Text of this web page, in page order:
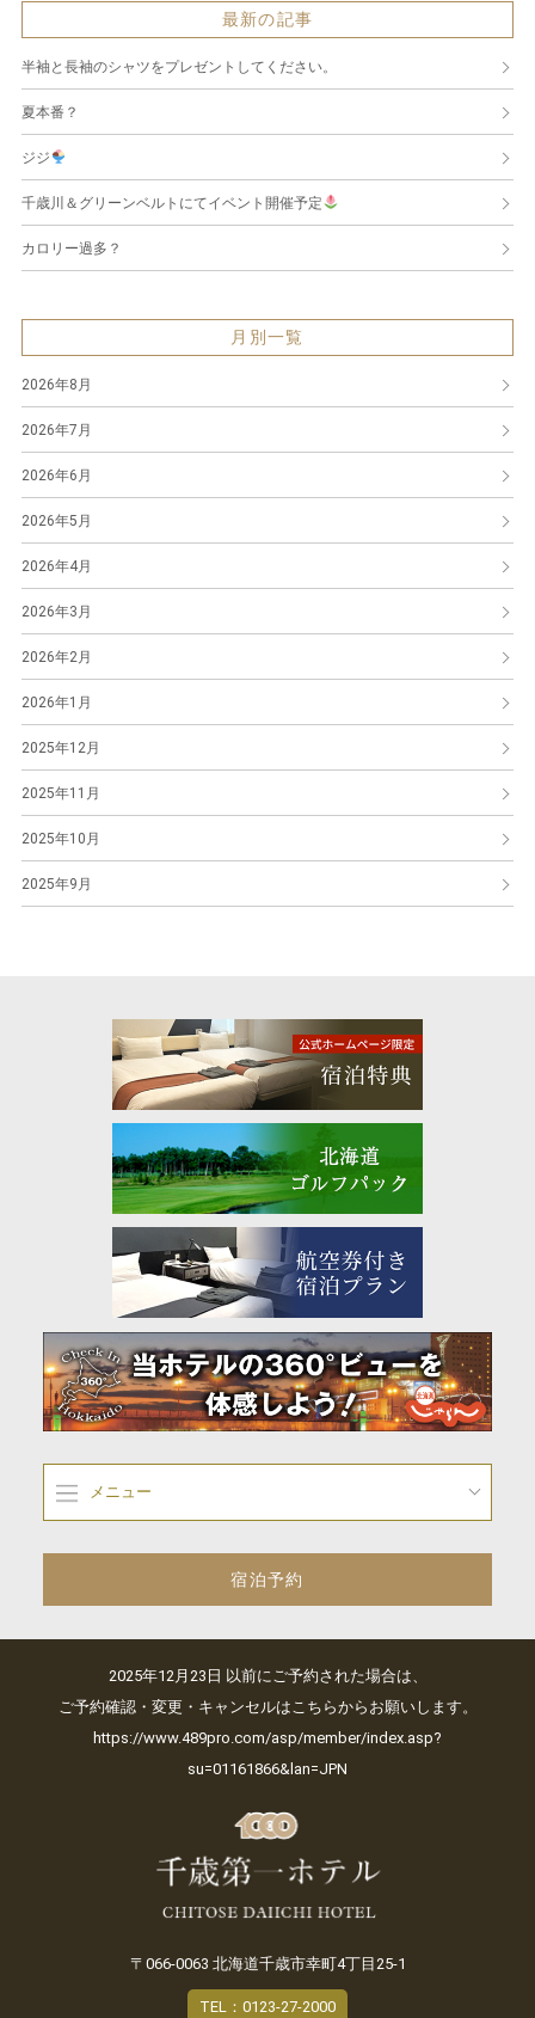
最新の記事
半袖と長袖のシャツをプレゼントしてください。
夏本番？
ジジ
千歳川＆グリーンベルトにてイベント開催予定
カロリー過多？
月別一覧
2026年8月
2026年7月
2026年6月
2026年5月
2026年4月
2026年3月
2026年2月
2026年1月
2025年12月
2025年11月
2025年10月
2025年9月
メニュー
宿泊予約
2025年12月23日 以前にご予約された場合は、
ご予約確認・変更・キャンセルはこちらからお願いします。
https://www.489pro.com/asp/member/index.asp?
su=01161866&lan=JPN
〒066-0063 北海道千歳市幸町4丁目25-1
TEL：0123-27-2000